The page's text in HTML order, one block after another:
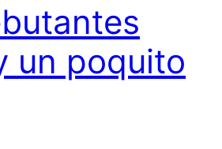
un poquito